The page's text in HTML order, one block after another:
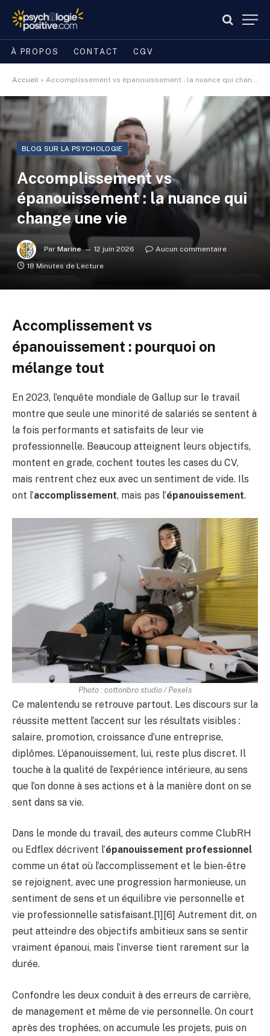
À PROPOS CONTACT CGV
Accueil » Accomplissement vs épanouissement : la nuance qui change une vie
BLOG SUR LA PSYCHOLOGIE
Accomplissement vs
épanouissement : la nuance qui
change une vie
Par Marine 12 juin 2026
Aucun commentaire
18 Minutes de Lecture
Accomplissement vs
épanouissement : pourquoi on
mélange tout
En 2023, l’enquête mondiale de Gallup sur le travail
montre que seule une minorité de salariés se sentent à
la fois performants et satisfaits de leur vie
professionnelle. Beaucoup atteignent leurs objectifs,
montent en grade, cochent toutes les cases du CV,
mais rentrent chez eux avec un sentiment de vide. Ils
ont l’accomplissement, mais pas l’épanouissement.
Photo : cottonbro studio / Pexels
Ce malentendu se retrouve partout. Les discours sur la
réussite mettent l’accent sur les résultats visibles :
salaire, promotion, croissance d’une entreprise,
diplômes. L’épanouissement, lui, reste plus discret. Il
touche à la qualité de l’expérience intérieure, au sens
que l’on donne à ses actions et à la manière dont on se
sent dans sa vie.
Dans le monde du travail, des auteurs comme ClubRH
ou Edflex décrivent l’épanouissement professionnel
comme un état où l’accomplissement et le bien-être
se rejoignent, avec une progression harmonieuse, un
sentiment de sens et un équilibre vie personnelle et
vie professionnelle satisfaisant.[1][6] Autrement dit, on
peut atteindre des objectifs ambitieux sans se sentir
vraiment épanoui, mais l’inverse tient rarement sur la
durée.
Confondre les deux conduit à des erreurs de carrière,
de management et même de vie personnelle. On court
après des trophées, on accumule les projets, puis on